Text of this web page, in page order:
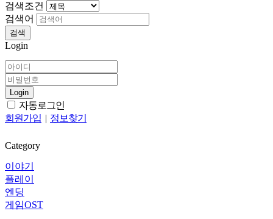
검색조건
검색어
검색
Login
Login
자동로그인
회원가입 | 정보찾기
Category
이야기
플레이
엔딩
게임OST